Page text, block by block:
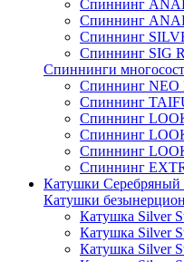
Спиннинг
Спиннинг
Спиннинг
Спиннинг SIG
Спиннинги
Спиннинг NEO
Спиннинг
Спиннинг
Спиннинг
Спиннинг
Спиннинг
Катушки Серебряный
Катушки
Катушка Silver
Катушка Silver
Катушка Silver